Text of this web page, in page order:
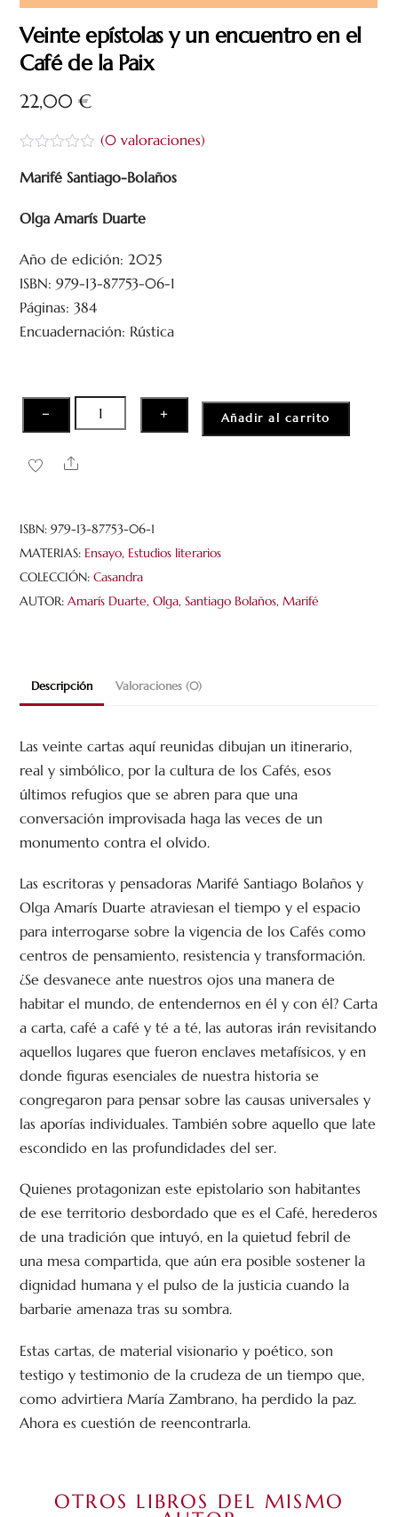
Veinte epístolas y un encuentro en el
Café de la Paix
22,00€
a
r
o
c
o
n
0
d
(0valoraciones)
Marifé Santiago-Bolaños
Olga Amarís Duarte
Año de edición: 2025
ISBN: 979-13-87753-06-1
Páginas: 384
Encuadernación: Rústica
−
Veinte
epístolas
y
en
el
Café
de
+ Añadir al carrito
Share
ISBN:979-13-87753-06-1
MATERIAS: Ensayo, Estudios literarios
COLECCIÓN:Casandra
AUTOR:Amarís Duarte, Olga,Santiago Bolaños, Marifé
Descripción Valoraciones (0)
Las veinte cartas aquí reunidas dibujan un itinerario,
real y simbólico, por la cultura de los Cafés, esos
últimos refugios que se abren para que una
conversación improvisada haga las veces de un
monumento contra el olvido.
Las escritoras y pensadoras Marifé Santiago Bolaños y
Olga Amarís Duarte atraviesan el tiempo y el espacio
para interrogarse sobre la vigencia de los Cafés como
centros de pensamiento, resistencia y transformación.
¿Se desvanece ante nuestros ojos una manera de
habitar el mundo, de entendernos en él y con él? Carta
a carta, café a café y té a té, las autoras irán revisitando
aquellos lugares que fueron enclaves metafísicos, y en
donde figuras esenciales de nuestra historia se
congregaron para pensar sobre las causas universales y
las aporías individuales. También sobre aquello que late
escondido en las profundidades del ser.
Quienes protagonizan este epistolario son habitantes
de ese territorio desbordado que es el Café, herederos
de una tradición que intuyó, en la quietud febril de
una mesa compartida, que aún era posible sostener la
dignidad humana y el pulso de la justicia cuando la
barbarie amenaza tras su sombra.
Estas cartas, de material visionario y poético, son
testigo y testimonio de la crudeza de un tiempo que,
como advirtiera María Zambrano, ha perdido la paz.
Ahora es cuestión de reencontrarla.
OTROS LIBROS DEL MISMO